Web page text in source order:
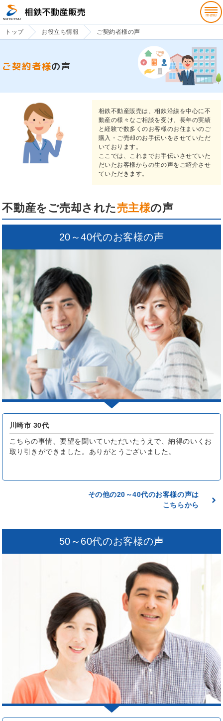
トップ お役立ち情報 ご契約者様の声
ご契約者様の声
相鉄不動産販売は、相鉄沿線を中心に不
動産の様々なご相談を受け、長年の実績
と経験で数多くのお客様のお住まいのご
購入・ご売却のお手伝いをさせていただ
いております。
ここでは、これまでお手伝いさせていた
だいたお客様からの生の声をご紹介させ
ていただきます。
不動産をご売却された売主様の声
20～40代のお客様の声
川崎市 30代
こちらの事情、要望を聞いていただいたうえで、納得のいくお
取り引きができました。ありがとうございました。
その他の20～40代のお客様の声は
こちらから
50～60代のお客様の声